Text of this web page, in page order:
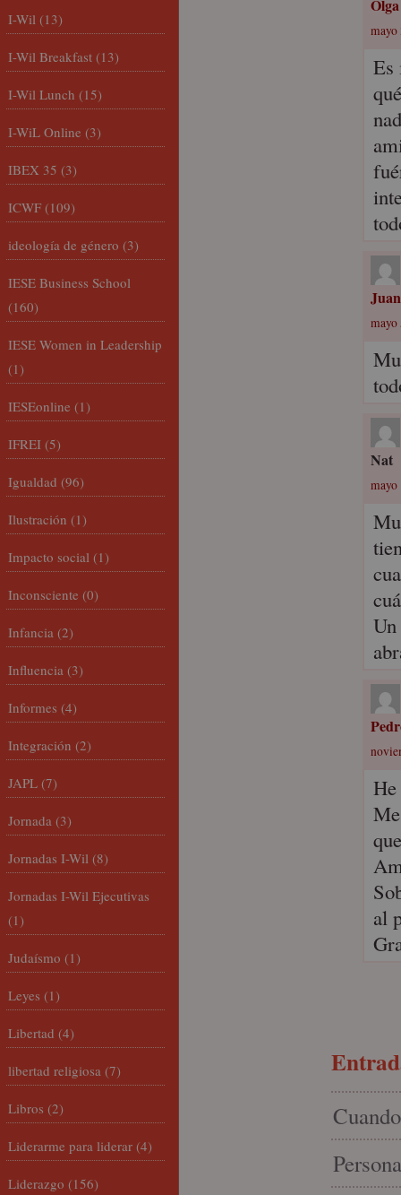
Olga
mayo
Es
mayo
Nat
mayo
Un
al
I-Wil (13)
I-Wil Breakfast (13)
I-Wil Lunch (15)
I-WiL Online (3)
IBEX 35 (3)
ICWF (109)
ideología de género (3)
IESE Business School
(160)
IESE Women in Leadership
(1)
IESEonline (1)
IFREI (5)
Igualdad (96)
Ilustración (1)
Impacto social (1)
Inconsciente (0)
Infancia (2)
Influencia (3)
Informes (4)
Integración (2)
JAPL (7)
Jornada (3)
Jornadas I-Wil (8)
Jornadas I-Wil Ejecutivas
(1)
Judaísmo (1)
Leyes (1)
Libertad (4)
libertad religiosa (7)
Libros (2)
Liderarme para liderar (4)
Liderazgo (156)